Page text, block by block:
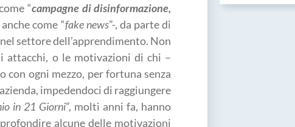
“campagne di disinformazione,
anche come “fake news”-, da parte di
settore dell’apprendimento. Non
attacchi, o le motivazioni di chi –
ogni mezzo, per fortuna senza
impedendoci di raggiungere
in 21 Giorni”, molti anni fa, hanno
alcune delle motivazioni